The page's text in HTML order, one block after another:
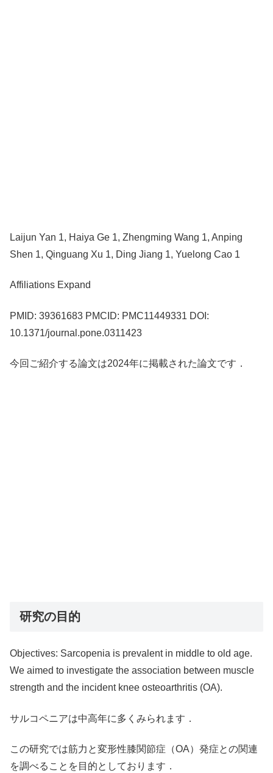
Laijun Yan 1, Haiya Ge 1, Zhengming Wang 1, Anping
Shen 1, Qinguang Xu 1, Ding Jiang 1, Yuelong Cao 1
Affiliations Expand
PMID: 39361683 PMCID: PMC11449331 DOI:
10.1371/journal.pone.0311423
今回ご紹介する論文は2024年に掲載された論文です．
研究の目的
Objectives: Sarcopenia is prevalent in middle to old age.
We aimed to investigate the association between muscle
strength and the incident knee osteoarthritis (OA).
サルコペニアは中高年に多くみられます．
この研究では筋力と変形性膝関節症（OA）発症との関連
を調べることを目的としております．